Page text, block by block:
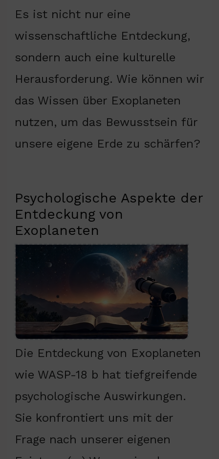
Es ist nicht nur eine
wissenschaftliche Entdeckung,
sondern auch eine kulturelle
Herausforderung. Wie können wir
das Wissen über Exoplaneten
nutzen, um das Bewusstsein für
unsere eigene Erde zu schärfen?
Psychologische Aspekte der
Entdeckung von
Exoplaneten
Die Entdeckung von Exoplaneten
wie WASP-18 b hat tiefgreifende
psychologische Auswirkungen.
Sie konfrontiert uns mit der
Frage nach unserer eigenen